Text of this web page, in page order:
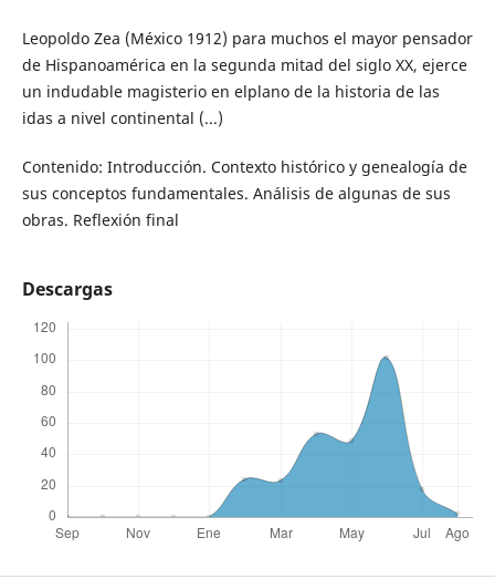
Leopoldo Zea (México 1912) para muchos el mayor pensador
de Hispanoamérica en la segunda mitad del siglo XX, ejerce
un indudable magisterio en elplano de la historia de las
idas a nivel continental (...)
Contenido: Introducción. Contexto histórico y genealogía de
sus conceptos fundamentales. Análisis de algunas de sus
obras. Reflexión final
Descargas